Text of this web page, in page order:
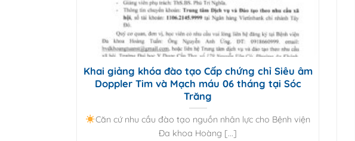
Khai giảng khóa đào tạo Cấp chứng chỉ Siêu âm
Doppler Tim và Mạch máu 06 tháng tại Sóc
Trăng
Căn cứ nhu cầu đào tạo nguồn nhân lực cho Bệnh viện
Đa khoa Hoàng [...]